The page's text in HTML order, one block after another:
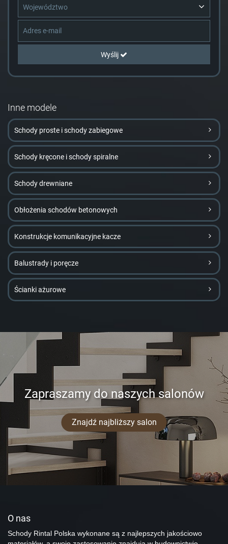
Województwo
Wyślij
Inne modele
Schody proste i schody zabiegowe
Schody kręcone i schody spiralne
Schody drewniane
Obłożenia schodów betonowych
Konstrukcje komunikacyjne kacze
Balustrady i poręcze
Ścianki ażurowe
Zapraszamy do naszych salonów
Znajdź najbliższy salon
O nas
Schody Rintal Polska wykonane są z najlepszych jakościowo